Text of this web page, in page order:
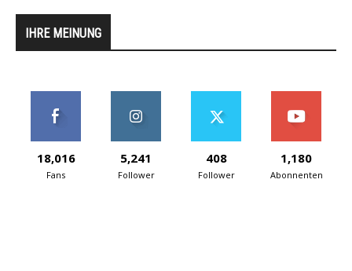
IHRE MEINUNG
18,016
Fans
5,241
Follower
408
Follower
1,180
Abonnenten